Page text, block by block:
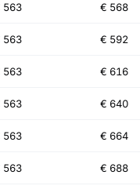
563 € 568
563 € 592
563 € 616
563 € 640
563 € 664
563 € 688